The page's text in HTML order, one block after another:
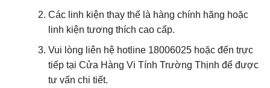
Các linh kiện thay thế là hàng chính hãng hoặc
linh kiện tương thích cao cấp.
Vui lòng liên hệ hotline 18006025 hoặc đến trực
tiếp tại Cửa Hàng Vi Tính Trường Thịnh để được
tư vấn chi tiết.